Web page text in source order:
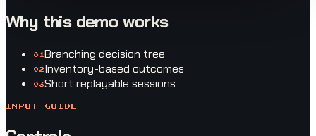
Why this demo works
0 1 Branching decision tree
02Inventory-based outcomes
03Short replayable sessions
INPUT GUIDE